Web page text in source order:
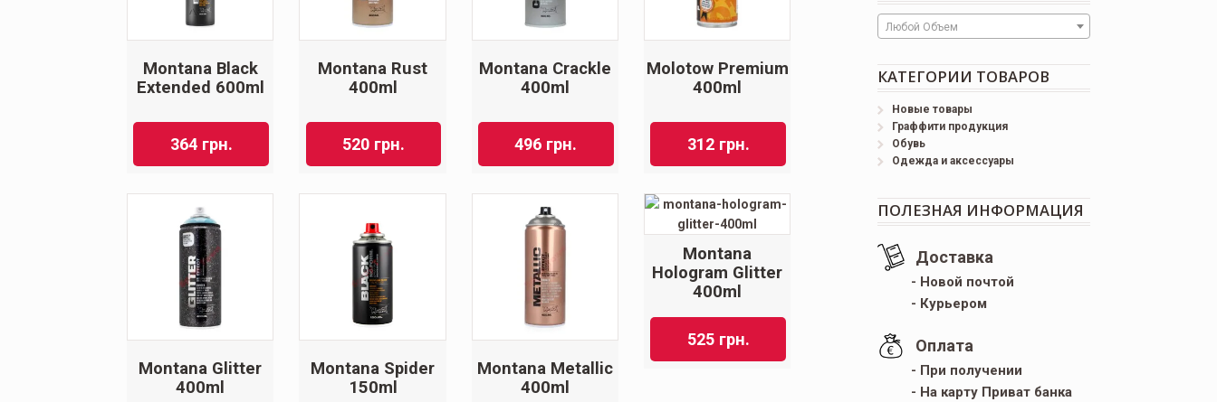
Montana Black
Extended 600ml
364 грн.
Montana Rust
400ml
520 грн.
Montana Crackle
400ml
496 грн.
Molotow Premium
400ml
312 грн.
Montana Glitter
400ml
Montana Spider
150ml
Montana Metallic
400ml
Montana
Hologram Glitter
400ml
525 грн.
Любой Объем
КАТЕГОРИИ ТОВАРОВ
Новые товары
Граффити продукция
Обувь
Одежда и аксессуары
ПОЛЕЗНАЯ ИНФОРМАЦИЯ
Доставка
- Новой почтой
- Курьером
Оплата
- При получении
- На карту Приват банка